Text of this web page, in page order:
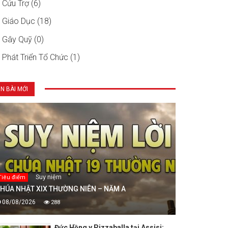
Cứu Trợ (6)
Giáo Dục (18)
Gây Quỹ (0)
Phát Triển Tổ Chức (1)
BÀI MỚI
điểm Suy niệm
NHẬT XIX THƯỜNG NIÊN – NĂM A
08/08/2026 288